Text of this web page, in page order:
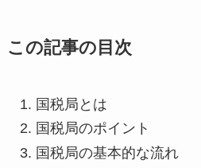
この記事の目次
国税局とは
国税局のポイント
国税局の基本的な流れ